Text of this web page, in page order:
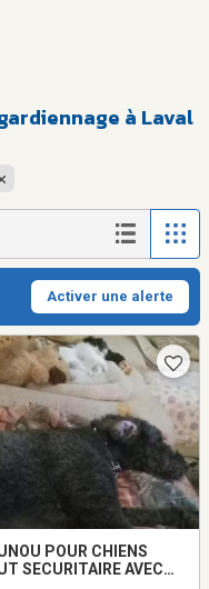
à Laval
Activer une alerte
POUR CHIENS
SECURITAIRE AVEC